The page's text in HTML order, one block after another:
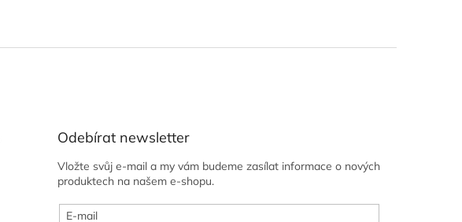
Odebírat newsletter
Vložte svůj e-mail a my vám budeme zasílat informace o nových
produktech na našem e-shopu.
E-mail